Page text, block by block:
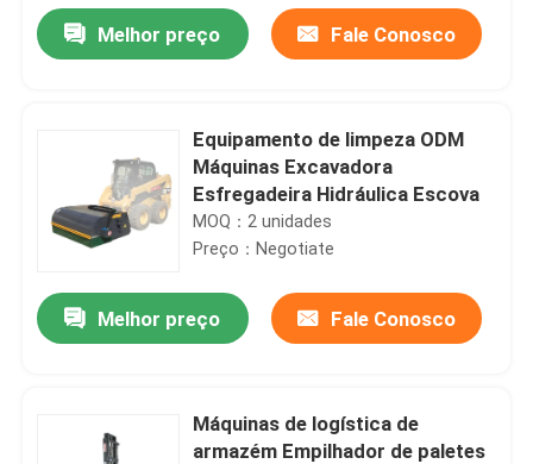
Melhor preço Fale Conosco
Equipamento de limpeza ODM
Máquinas Excavadora
Esfregadeira Hidráulica Escova
MOQ：2 unidades
Preço：Negotiate
Melhor preço Fale Conosco
Máquinas de logística de
armazém Empilhador de paletes